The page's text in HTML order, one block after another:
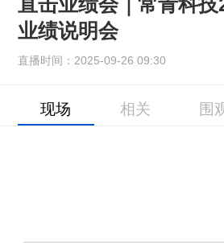
业绩说明会
直播时间：2025-09-26 09:30
现场 相关 围